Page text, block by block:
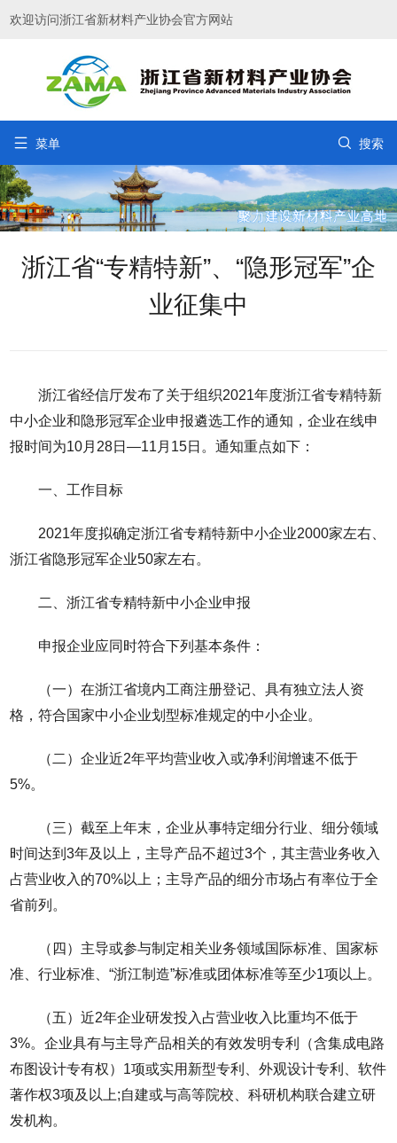
欢迎访问浙江省新材料产业协会官方网站
 菜单  搜索
浙江省“专精特新”、“隐形冠军”企
业征集中
浙江省经信厅发布了关于组织2021年度浙江省专精特新
中小企业和隐形冠军企业申报遴选工作的通知，企业在线申
报时间为10月28日—11月15日。通知重点如下：
一、工作目标
2021年度拟确定浙江省专精特新中小企业2000家左右、
浙江省隐形冠军企业50家左右。
二、浙江省专精特新中小企业申报
申报企业应同时符合下列基本条件：
（一）在浙江省境内工商注册登记、具有独立法人资
格，符合国家中小企业划型标准规定的中小企业。
（二）企业近2年平均营业收入或净利润增速不低于
5%。
（三）截至上年末，企业从事特定细分行业、细分领域
时间达到3年及以上，主导产品不超过3个，其主营业务收入
占营业收入的70%以上；主导产品的细分市场占有率位于全
省前列。
（四）主导或参与制定相关业务领域国际标准、国家标
准、行业标准、“浙江制造”标准或团体标准等至少1项以上。
（五）近2年企业研发投入占营业收入比重均不低于
3%。企业具有与主导产品相关的有效发明专利（含集成电路
布图设计专有权）1项或实用新型专利、外观设计专利、软件
著作权3项及以上;自建或与高等院校、科研机构联合建立研
发机构。